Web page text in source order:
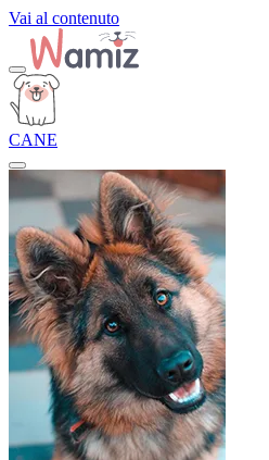
Vai al contenuto
CANE